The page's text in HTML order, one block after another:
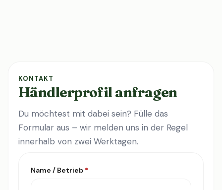
KONTAKT
Händlerprofil anfragen
Du möchtest mit dabei sein? Fülle das
Formular aus – wir melden uns in der Regel
innerhalb von zwei Werktagen.
Name / Betrieb *